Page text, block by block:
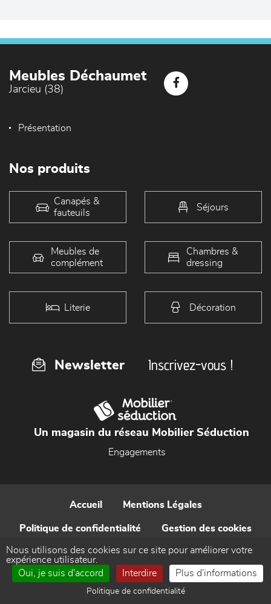
Meubles Déchaumet
Jarcieu (38)
Présentation
Nos produits
Canapés &
fauteuils
Séjours
Meubles de
complément
Chambres &
dressing
Literie Décoration
Newsletter Inscrivez-vous !
Un magasin du réseau Mobilier Séduction
Engagements
Accueil Mentions Légales
Politique de confidentialité Gestion des cookies
Contact
Réalisé par WEB Enseignes
Nous utilisons des cookies sur ce site pour améliorer votre
expérience utilisateur.
Oui, je suis d'accord
Interdire Plus d'informations
Politique de confidentialité